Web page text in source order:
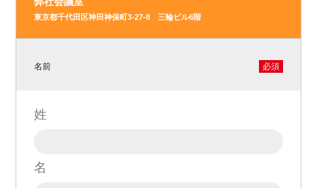
東京都千代田区神田神保町3-27-8 三輪ビル6階
名前 必須
姓
名